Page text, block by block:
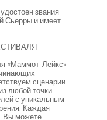
звания
Сьерры и имеет
«Маммот-Лейкс»
сценарии
любой точки
с уникальным
Каждая
Вы можете